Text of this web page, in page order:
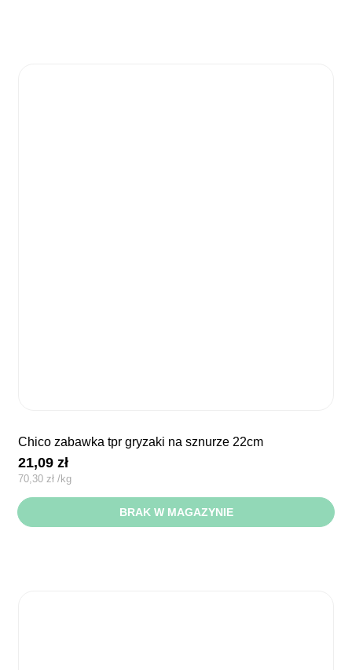
chico zabawka tpr gryzaki na sznurze 22cm
21,09zł
70,30 zł /kg
BRAK W MAGAZYNIE